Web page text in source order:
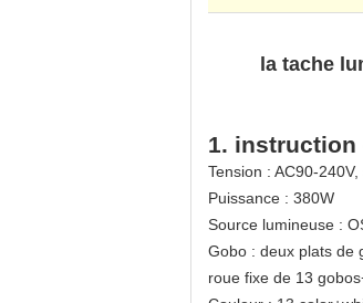
la tache
1. instruction
Tension : AC90-
Puissance : 380W
Source lumineuse :
Gobo : deux plats de
roue fixe de 13